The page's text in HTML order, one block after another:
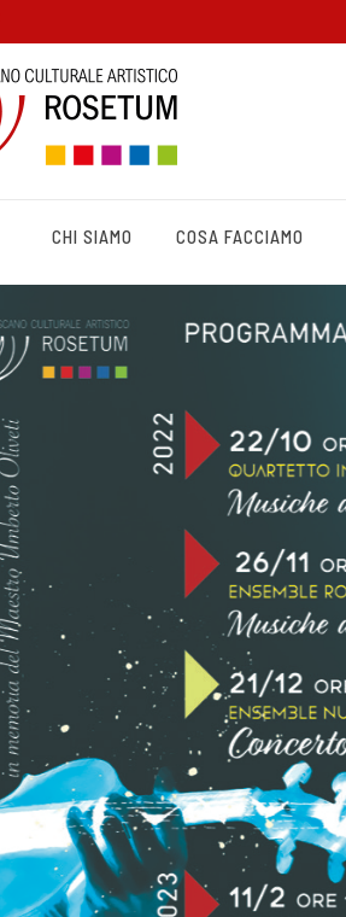
CHI SIAMO COSA FACCIAMO